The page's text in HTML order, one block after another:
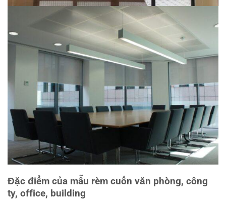
Đặc điểm của mẫu rèm cuốn văn phòng, công
ty, office, building